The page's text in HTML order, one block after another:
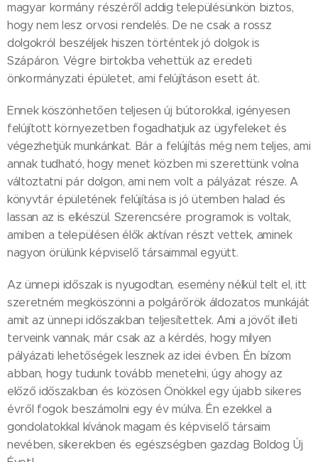
magyar kormány részéről addig településünkön biztos,
hogy nem lesz orvosi rendelés. De ne csak a rossz
dolgokról beszéljek hiszen történtek jó dolgok is
Szápáron. Végre birtokba vehettük az eredeti
önkormányzati épületet, ami felújításon esett át.
Ennek köszönhetően teljesen új bútorokkal, igényesen
felújított környezetben fogadhatjuk az ügyfeleket és
végezhetjük munkánkat. Bár a felújítás még nem teljes, ami
annak tudható, hogy menet közben mi szerettünk volna
változtatni pár dolgon, ami nem volt a pályázat része. A
könyvtár épületének felújítása is jó ütemben halad és
lassan az is elkészül. Szerencsére programok is voltak,
amiben a településen élők aktívan részt vettek, aminek
nagyon örülünk képviselő társaimmal együtt.
Az ünnepi időszak is nyugodtan, esemény nélkül telt el, itt
szeretném megköszönni a polgárőrök áldozatos munkáját
amit az ünnepi időszakban teljesítettek. Ami a jövőt illeti
terveink vannak, már csak az a kérdés, hogy milyen
pályázati lehetőségek lesznek az idei évben. Én bízom
abban, hogy tudunk tovább menetelni, úgy ahogy az
előző időszakban és közösen Önökkel egy újabb sikeres
évről fogok beszámolni egy év múlva. Én ezekkel a
gondolatokkal kívánok magam és képviselő társaim
nevében, sikerekben és egészségben gazdag Boldog Új